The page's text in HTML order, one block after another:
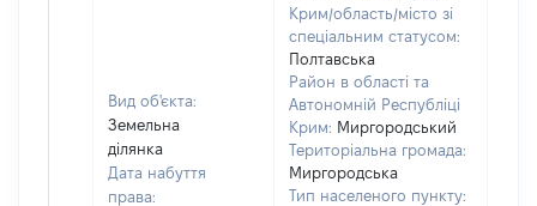
Вид об'єкта:
Земельна
ділянка
Дата набуття
права:
Крим/область/місто зі
спеціальним статусом:
Полтавська
Район в області та
Автономній Республіці
Крим: Миргородський
Територіальна громада:
Миргородська
Тип населеного пункту: